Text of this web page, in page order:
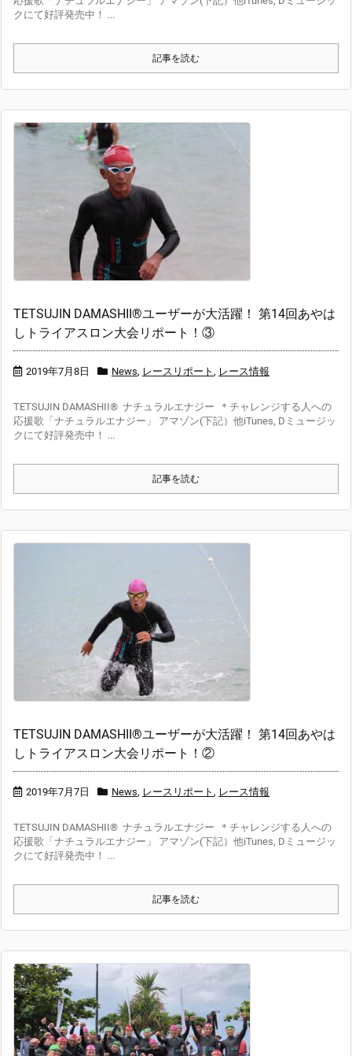
クにて好評発売中！ ...
記事を読む
TETSUJIN DAMASHII®︎ユーザーが大活躍！ 第14回あやは
しトライアスロン大会リポート！③
2019年7月8日 News, レースリポート , レース情報
TETSUJIN DAMASHII® ナチュラルエナジー ＊チャレンジする人への
応援歌「ナチュラルエナジー」 アマゾン(下記）他iTunes, Dミュージッ
クにて好評発売中！ ...
記事を読む
TETSUJIN DAMASHII®︎ユーザーが大活躍！ 第14回あやは
しトライアスロン大会リポート！②
2019年7月7日 News, レースリポート , レース情報
TETSUJIN DAMASHII® ナチュラルエナジー ＊チャレンジする人への
応援歌「ナチュラルエナジー」 アマゾン(下記）他iTunes, Dミュージッ
クにて好評発売中！ ...
記事を読む